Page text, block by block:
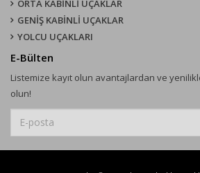
ORTA KABİNLİ UÇAKLAR
GENİŞ KABİNLİ UÇAKLAR
YOLCU UÇAKLARI
E-Bülten
Listemize kayıt olun avantajlardan ve
olun!